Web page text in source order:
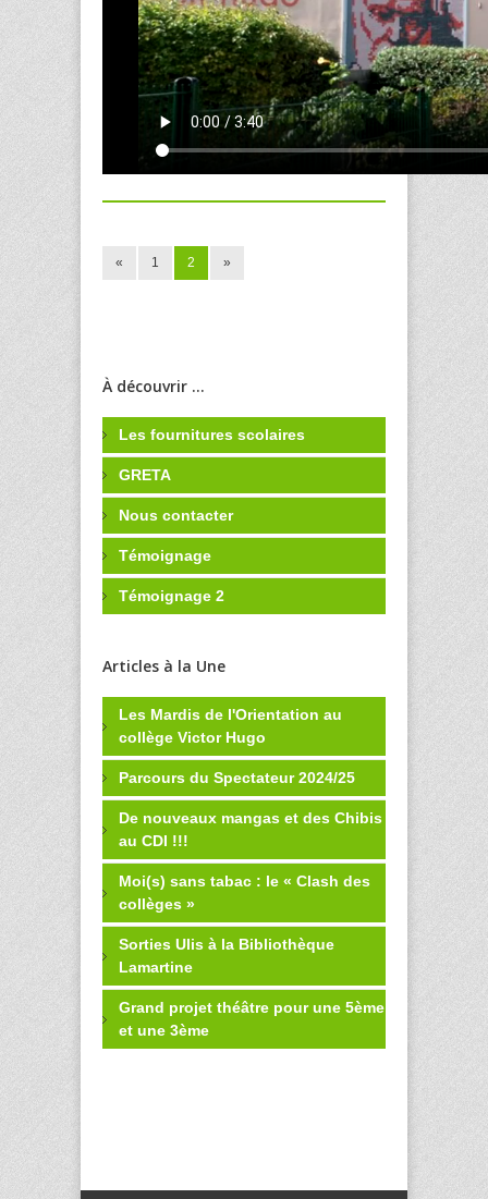
« 1 2 »
À découvrir ...
Les fournitures scolaires
GRETA
Nous contacter
Témoignage
Témoignage 2
Articles à la Une
Les Mardis de l'Orientation au
collège Victor Hugo
Parcours du Spectateur 2024/25
De nouveaux mangas et des Chibis
au CDI !!!
Moi(s) sans tabac : le « Clash des
collèges »
Sorties Ulis à la Bibliothèque
Lamartine
Grand projet théâtre pour une 5ème
et une 3ème